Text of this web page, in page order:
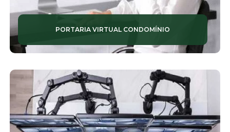
EMPRESAS TERCEIRIZADAS DE SEGURANÇA
LIMPEZA PREDIAL
LIMPEZAS TERCEIRIZADAS
MONITORAMENTO DE ALARMES
PORTARIA VIRTUAL CONDOMÍNIO